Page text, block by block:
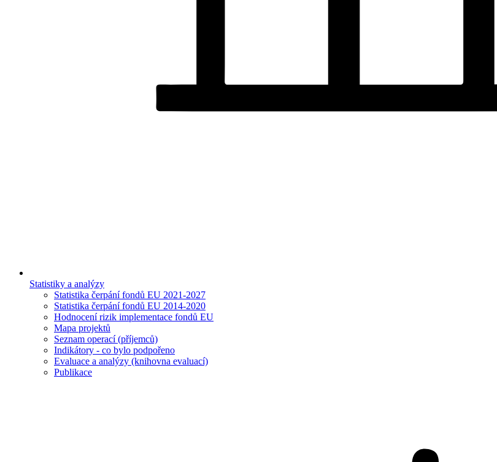
Statistiky a analýzy
Statistika čerpání fondů EU 2021-2027
Statistika čerpání fondů EU 2014-2020
Hodnocení rizik implementace fondů EU
Mapa projektů
Seznam operací (příjemců)
Indikátory - co bylo podpořeno
Evaluace a analýzy (knihovna evaluací)
Publikace